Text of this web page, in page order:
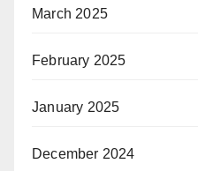
March 2025
February 2025
January 2025
December 2024